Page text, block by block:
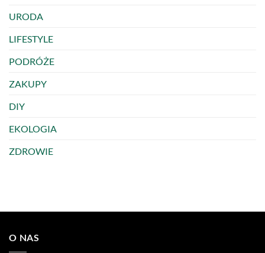
URODA
LIFESTYLE
PODRÓŻE
ZAKUPY
DIY
EKOLOGIA
ZDROWIE
O NAS